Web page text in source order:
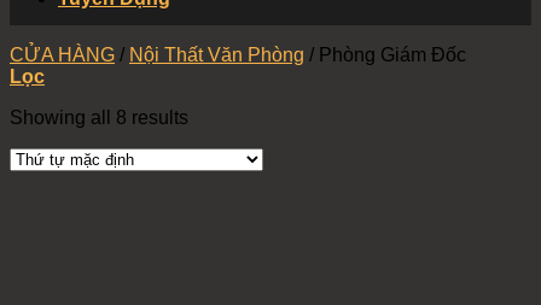
CỬA HÀNG / Nội Thất Văn Phòng / Phòng Giám Đốc
Lọc
Showing all 8 results